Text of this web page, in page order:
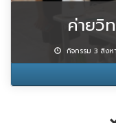
ค่ายวิ
กิจกรรม 3 สิงห